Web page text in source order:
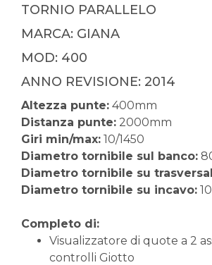
TORNIO PARALLELO
MARCA: GIANA
MOD: 400
ANNO REVISIONE: 2014
Altezza punte: 400mm
Distanza punte: 2000mm
Giri min/max: 10/1450
Diametro tornibile sul banco:
Diametro tornibile su
Diametro tornibile su incavo:
Completo di:
Visualizzatore di quote a 2
controlli Giotto